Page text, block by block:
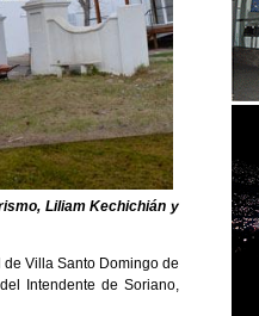
Liliam Kechichián y
Villa Santo Domingo de
Intendente de Soriano,